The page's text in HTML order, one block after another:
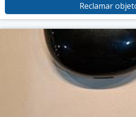
Reclamar